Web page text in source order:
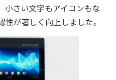
小さい文字もアイコンもな
が著しく向上しました。